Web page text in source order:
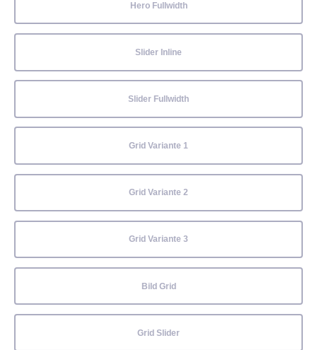
Hero Fullwidth
Slider Inline
Slider Fullwidth
Grid Variante 1
Grid Variante 2
Grid Variante 3
Bild Grid
Grid Slider